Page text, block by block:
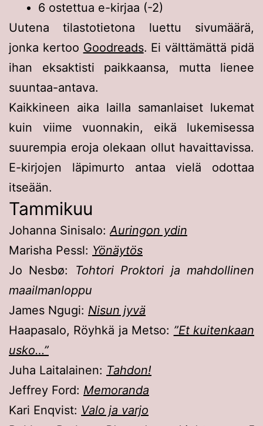
6 ostettua e-kirjaa (-2)
Uutena tilastotietona luettu sivumäärä,
jonka kertoo Goodreads. Ei välttämättä pidä
ihan eksaktisti paikkaansa, mutta lienee
suuntaa-antava.
Kaikkineen aika lailla samanlaiset lukemat
kuin viime vuonnakin, eikä lukemisessa
suurempia eroja olekaan ollut havaittavissa.
E-kirjojen läpimurto antaa vielä odottaa
itseään.
Tammikuu
Johanna Sinisalo:Auringon ydin
Marisha Pessl: Yönäytös
Jo Nesbø: Tohtori Proktori ja mahdollinen
maailmanloppu
James Ngugi: Nisun jyvä
Haapasalo, Röyhkä ja Metso: ”Et kuitenkaan
usko…”
Juha Laitalainen: Tahdon!
Jeffrey Ford: Memoranda
Kari Enqvist: Valo ja varjo